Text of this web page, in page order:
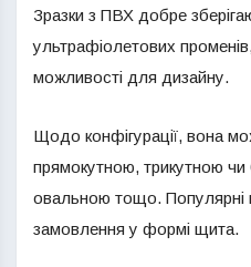
Зразки з ПВХ добре
ультрафіолетових
можливості для дизайну.
Щодо конфігурації, вона
прямокутною, трикутною чи
овальною тощо. Популярні
замовлення у формі щита.